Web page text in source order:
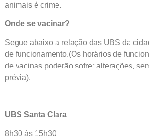
animais é crime.
Onde se vacinar?
Segue abaixo a relação das UBS da
de funcionamento.(Os horários de
de vacinas poderão sofrer alterações,
prévia).
UBS Santa Clara
8h30 às 15h30